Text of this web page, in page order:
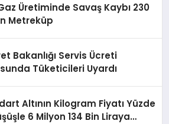
Üretiminde Savaş Kaybı 230
Metreküp
Bakanlığı Servis Ücreti
Tüketicileri Uyardı
Altının Kilogram Fiyatı Yüzde
6 Milyon 134 Bin Liraya